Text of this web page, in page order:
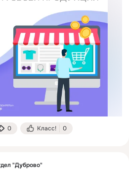
0 Класс! 0
"Дуброво"